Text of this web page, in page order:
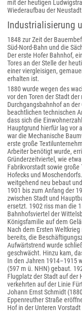
mit der heutigen
Wiederaufbau der
Industrialisierung
1848 zur Zeit der
Süd-Nord-Bahn und die
Der erste Hofer Bahnhof,
Tores an der Stelle der
einer viergleisigen,
erhalten ist.
1880 wurde wegen des
vor den Toren der Stadt
Durchgangsbahnhof an
beachtlichen technischen
dass sich die
Hauptgrund hierfür lag vor
war die Mechanische
erste große
Arbeiter benötigt wurde,
Gründerzeitviertel, wie
Fabrikvorstadt sowie
Hofecks und
weitgehend neu bebaut
1901 bis zum Anfang der
zwischen Stadt und
ersetzt. 1902 riss man die
Bahnhofsviertel der
Königsfamilie auf dem
Nach dem Ersten
bereits, die
Aufwärtstrend wurde
geschwächt. Hinzu kam,
In den Jahren 1914–1915
(597 m ü. NHN) gebaut.
Flugplatz der Stadt auf der
verkehrten auf der Linie
Johann Ernst Schmidt
Eppenreuther Straße
Hof in der Unteren